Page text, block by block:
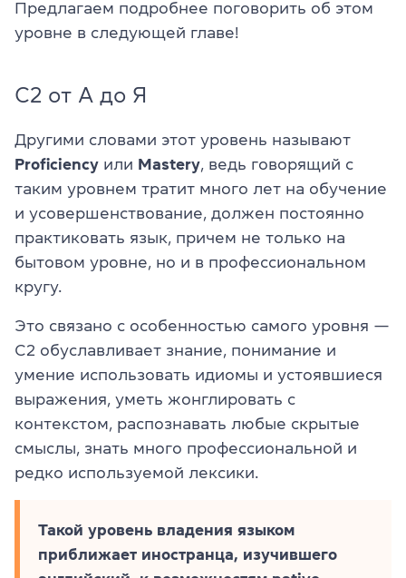
Предлагаем подробнее поговорить об этом
уровне в следующей главе!
C2 от А до Я
Другими словами этот уровень называют
Proficiency или Mastery, ведь говорящий с
таким уровнем тратит много лет на обучение
и усовершенствование, должен постоянно
практиковать язык, причем не только на
бытовом уровне, но и в профессиональном
кругу.
Это связано с особенностью самого уровня —
C2 обуславливает знание, понимание и
умение использовать идиомы и устоявшиеся
выражения, уметь жонглировать с
контекстом, распознавать любые скрытые
смыслы, знать много профессиональной и
редко используемой лексики.
Такой уровень владения языком
приближает иностранца, изучившего